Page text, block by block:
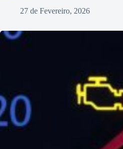
27 de Fevereiro, 2026